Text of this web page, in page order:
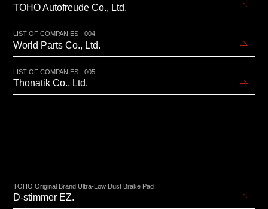
TOHO Autofreude Co., Ltd.
LIST OF COMPANIES - 004
World Parts Co., Ltd.
LIST OF COMPANIES - 005
Thonatik Co., Ltd.
TOHO Original Brand Ultra-Low Dust Brake Pad
D-stimmer EZ.